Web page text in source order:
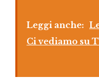
Leggi anche:
Ci vediamo su